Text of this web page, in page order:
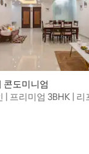
콘도미니엄
| 프리미엄 3BHK | 리